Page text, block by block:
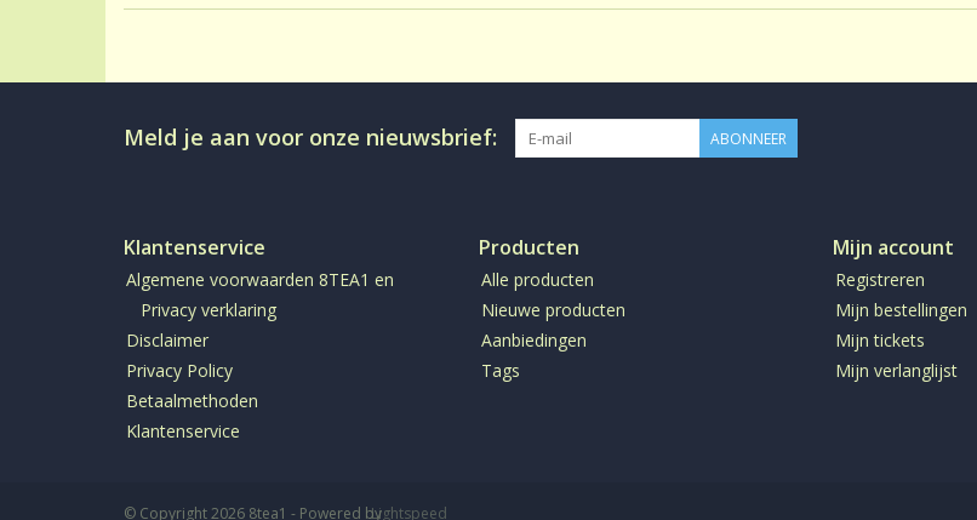
Meld je aan voor onze nieuwsbrief: ABONNEER
Klantenservice
Algemene voorwaarden 8TEA1 en
Privacy verklaring
Disclaimer
Privacy Policy
Betaalmethoden
Klantenservice
Producten
Alle producten
Nieuwe producten
Aanbiedingen
Tags
Mijn account
Registreren
Mijn bestellingen
Mijn tickets
Mijn verlanglijst
© Copyright 2026 8tea1 - Powered byLightspeed